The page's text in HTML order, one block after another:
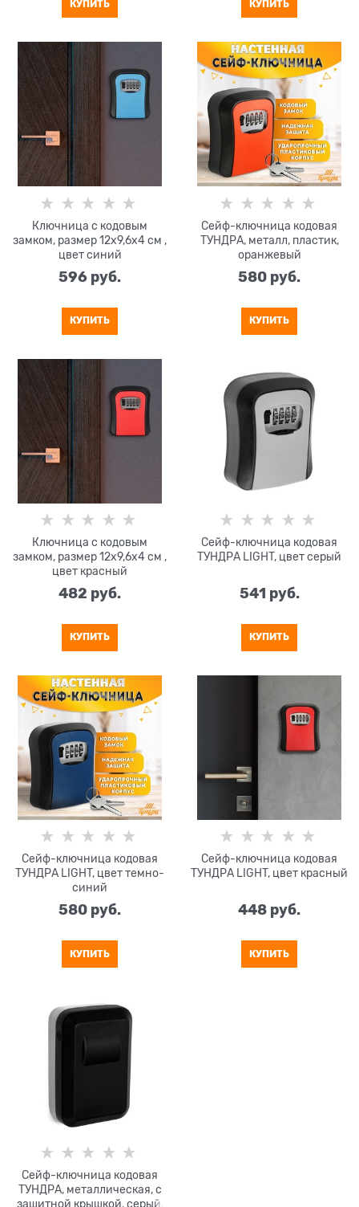
КУПИТЬ КУПИТЬ
Ключница с кодовым
замком, размер 12х9,6х4 см ,
цвет синий
596 руб.
КУПИТЬ
Сейф-ключница кодовая
ТУНДРА, металл, пластик,
оранжевый
580 руб.
КУПИТЬ
Ключница с кодовым
замком, размер 12х9,6х4 см ,
цвет красный
482 руб.
КУПИТЬ
Сейф-ключница кодовая
ТУНДРА LIGHT, цвет серый
541 руб.
КУПИТЬ
Сейф-ключница кодовая
ТУНДРА LIGHT, цвет темно-
синий
580 руб.
КУПИТЬ
Сейф-ключница кодовая
ТУНДРА LIGHT, цвет красный
448 руб.
КУПИТЬ
Сейф-ключница кодовая
ТУНДРА, металлическая, с
защитной крышкой, серый,